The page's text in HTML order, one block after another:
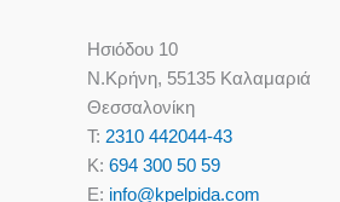
Ησιόδου 10
Ν.Κρήνη, 55135 Καλαμαριά
Θεσσαλονίκη
T: 2310 442044-43
K: 694 300 50 59
E: info@kpelpida.com